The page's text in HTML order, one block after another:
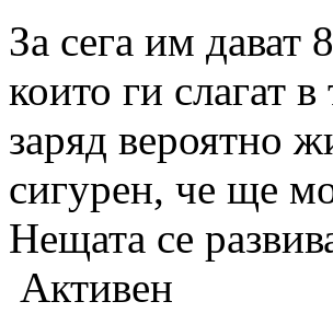
За сега им дават
които ги слагат
заряд вероятно
сигурен, че ще
Нещата се
Активен